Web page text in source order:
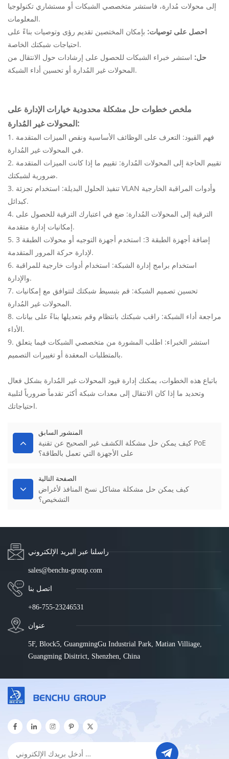
إلى محولات مُدارة، فاستشر متخصصي الشبكات أو مستشاري تكنولوجيا
المعلومات.
احصل على توصيات: بإمكان المختصين تقديم رؤى وتوصيات بناءً على
احتياجات شبكتك الخاصة.
حل: استشر خبراء الشبكات للحصول على إرشادات حول الانتقال من
المحولات غير المُدارة أو تحسين أداء الشبكة.
ملخص خطوات حل مشكلة محدودية خيارات الإدارة على
المحولات غير المُدارة:
1. فهم القيود: التعرف على الوظائف الأساسية ونقص الميزات المتقدمة
في المحولات غير المُدارة.
2. تقييم الحاجة إلى المحولات المُدارة: تقييم ما إذا كانت الميزات المتقدمة
ضرورية لشبكتك.
3. تنفيذ الحلول البديلة: استخدام تجزئة VLAN وأدوات المراقبة الخارجية
كبدائل.
4. الترقية إلى المحولات المُدارة: ضع في اعتبارك الترقية للحصول على
إمكانيات إدارة متقدمة.
5. إضافة أجهزة الطبقة 3: استخدم أجهزة التوجيه أو محولات الطبقة 3
لإدارة حركة المرور المتقدمة.
6. استخدام برامج إدارة الشبكة: استخدام أدوات خارجية للمراقبة
والإدارة.
7. تحسين تصميم الشبكة: قم بتبسيط شبكتك لتتوافق مع إمكانيات
المحولات غير المُدارة.
8. مراجعة أداء الشبكة: راقب شبكتك بانتظام وقم بتعديلها بناءً على بيانات
الأداء.
9. استشر الخبراء: اطلب المشورة من متخصصي الشبكات فيما يتعلق
بالمتطلبات المعقدة أو تغييرات التصميم.
باتباع هذه الخطوات، يمكنك إدارة قيود المحولات غير المُدارة بشكل فعال
وتحديد ما إذا كان الانتقال إلى معدات شبكة أكثر تقدماً ضرورياً لتلبية
احتياجاتك.
المنشور السابق
كيف يمكن حل مشكلة الكشف غير الصحيح عن تقنية PoE
على الأجهزة التي تعمل بالطاقة؟
الصفحة التالية
كيف يمكن حل مشكلة مشاكل نسخ المنافذ لأغراض
التشخيص؟
راسلنا عبر البريد الإلكتروني
sales@benchu-group.com
اتصل بنا
+86-755-23246531
عنوان
5F, Block5, GuangmingGu Industrial Park, Matian Villiage,
Guangming Disitrict, Shenzhen, China